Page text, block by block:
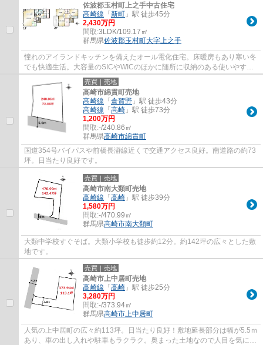
佐波郡玉村町上之手中古住宅
高崎線 「 新町 」駅 徒歩45分
2,430万円
間取:3LDK/109.17㎡
群馬県佐波郡玉村町大字上之手
憧れのアイランドキッチンを備えたオール電化住宅。床暖房もあり寒い冬
でも快適生活。大容量のSICやWICのほかに随所に収納のある使いやすい
間取りです。
売買｜売地
高崎市綿貫町売地
高崎線 「 倉賀野 」駅 徒歩43分
高崎線 「 高崎 」駅 徒歩73分
1,200万円
間取:-/240.86㎡
群馬県高崎市綿貫町
国道354号バイパスや前橋長瀞線近くで交通アクセス良好。南道路の約73
坪。日当たり良好です。
売買｜売地
高崎市南大類町売地
高崎線 「 高崎 」駅 徒歩39分
1,580万円
間取:-/470.99㎡
群馬県高崎市南大類町
大類中学校すぐそば。大類小学校も徒歩約12分。約142坪の広々とした敷
地です。
売買｜売地
高崎市上中居町売地
高崎線 「 高崎 」駅 徒歩25分
3,280万円
間取:-/373.94㎡
群馬県高崎市上中居町
人気の上中居町の広々約113坪。日当たり良好！敷地延長部分は幅が5.5ｍ
あり、車の出し入れや駐車もラクラク。奥まった土地なので人目を気にせ